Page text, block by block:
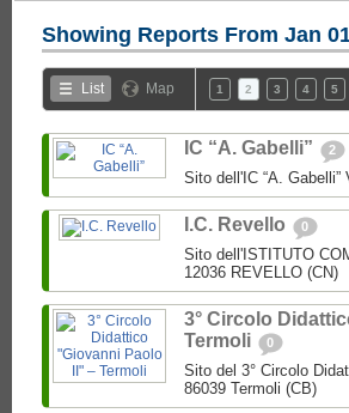
Showing Reports From Jan
List Map 1 2 3 4 5
IC “A. Gabelli” 2
Sito dell'IC “A.
I.C. Revello 0
Sito dell'ISTITUTO
12036 REVELLO (CN)
3° Circolo
Termoli
0
Sito del 3° Circolo
86039 Termoli (CB)